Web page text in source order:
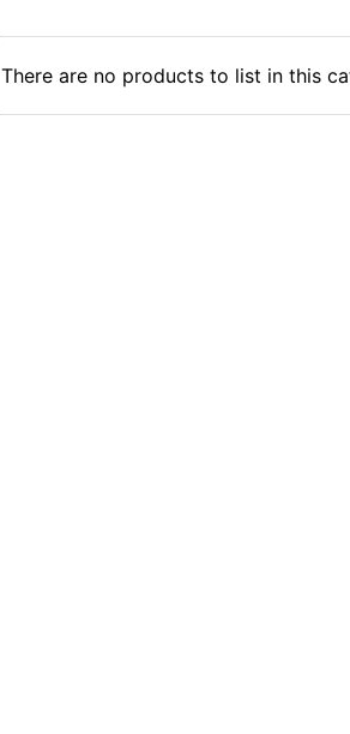
There are no products to list in this